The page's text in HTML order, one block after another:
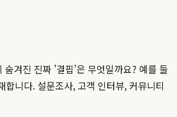
겨진 진짜 '결핍'은 무엇일까요? 예를 들
니다. 설문조사, 고객 인터뷰, 커뮤니티